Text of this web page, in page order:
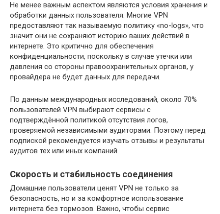
Не менее важным аспектом являются условия хранения и
обработки данных пользователя. Многие VPN
предоставляют так называемую политику «no-logs», что
значит они не сохраняют историю ваших действий в
интернете. Это критично для обеспечения
конфиденциальности, поскольку в случае утечки или
давления со стороны правоохранительных органов, у
провайдера не будет данных для передачи.
По данным международных исследований, около 70%
пользователей VPN выбирают сервисы с
подтверждённой политикой отсутствия логов,
проверяемой независимыми аудиторами. Поэтому перед
подпиской рекомендуется изучать отзывы и результаты
аудитов тех или иных компаний.
Скорость и стабильность соединения
Домашние пользователи ценят VPN не только за
безопасность, но и за комфортное использование
интернета без тормозов. Важно, чтобы сервис